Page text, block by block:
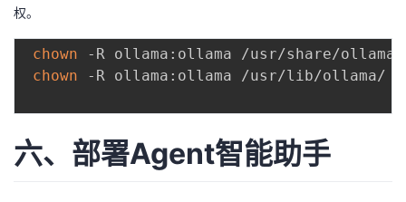
权。
chown -R ollama:ollama /usr/share/ollama/
chown -R ollama:ollama /usr/lib/ollama/
六、部署Agent智能助手